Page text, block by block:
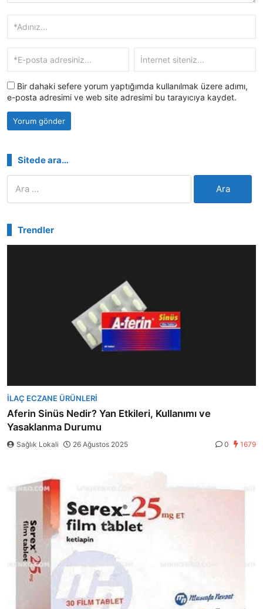
Bir dahaki sefere yorum yaptığımda kullanılmak üzere adımı,
e-posta adresimi ve web site adresimi bu tarayıcıya kaydet.
Sitede ara…
Trendler
İLAÇ ECZANE ÜRÜNLERI
Aferin Sinüs Nedir? Yan Etkileri, Kullanımı ve
Yasaklanma Durumu
Sağlık Lokali 26 Ağustos 2025 0 1679